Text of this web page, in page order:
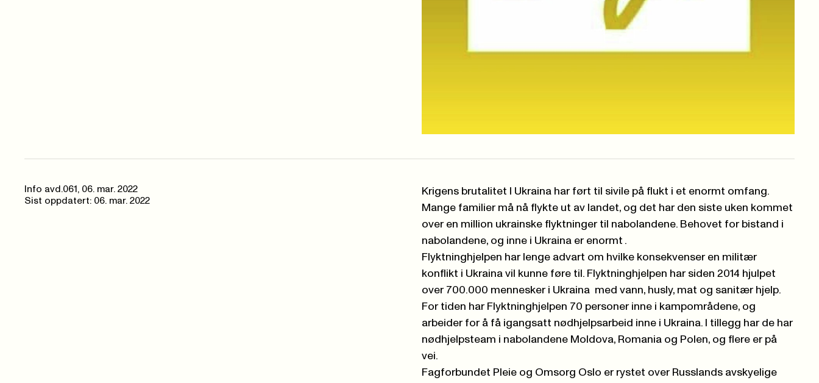
Info avd.061 , 06. mar. 2022
Sist oppdatert: 06. mar. 2022
Krigens brutalitet I Ukraina har ført til sivile på flukt i et enormt omfang.
Mange familier må nå flykte ut av landet, og det har den siste uken kommet
over en million ukrainske flyktninger til nabolandene. Behovet for bistand i
nabolandene, og inne i Ukraina er enormt .
Flyktninghjelpen har lenge advart om hvilke konsekvenser en militær
konflikt i Ukraina vil kunne føre til. Flyktninghjelpen har siden 2014 hjulpet
over 700.000 mennesker i Ukraina med vann, husly, mat og sanitær hjelp.
For tiden har Flyktninghjelpen 70 personer inne i kampområdene, og
arbeider for å få igangsatt nødhjelpsarbeid inne i Ukraina. I tillegg har de har
nødhjelpsteam i nabolandene Moldova, Romania og Polen, og flere er på
vei.
Fagforbundet Pleie og Omsorg Oslo er rystet over Russlands avskyelige